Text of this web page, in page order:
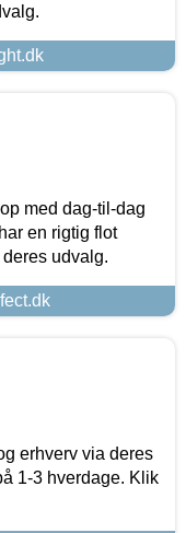
med dag-til-dag
en rigtig flot
udvalg.
erhverv via deres
1-3 hverdage. Klik